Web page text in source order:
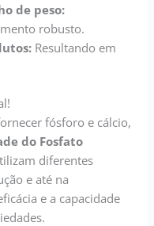
de peso:
robusto.
Resultando em
fósforo e cálcio,
do Fosfato
diferentes
e até na
e a capacidade